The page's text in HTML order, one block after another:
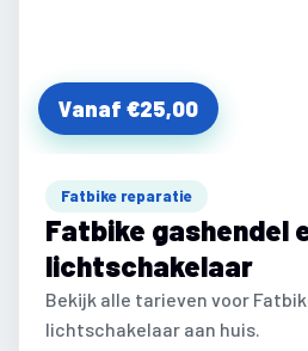
Vanaf €25,00
Fatbike reparatie
Fatbike gashendel
lichtschakelaar
Bekijk alle tarieven voor
lichtschakelaar aan huis.